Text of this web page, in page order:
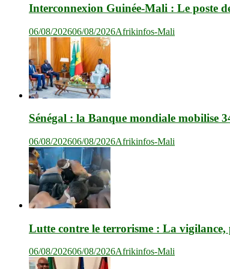
Interconnexion Guinée-Mali : Le poste
06/08/202606/08/2026Afrikinfos-Mali
Sénégal : la Banque mondiale mobilise
06/08/202606/08/2026Afrikinfos-Mali
Lutte contre le terrorisme : La vigilance,
06/08/202606/08/2026Afrikinfos-Mali